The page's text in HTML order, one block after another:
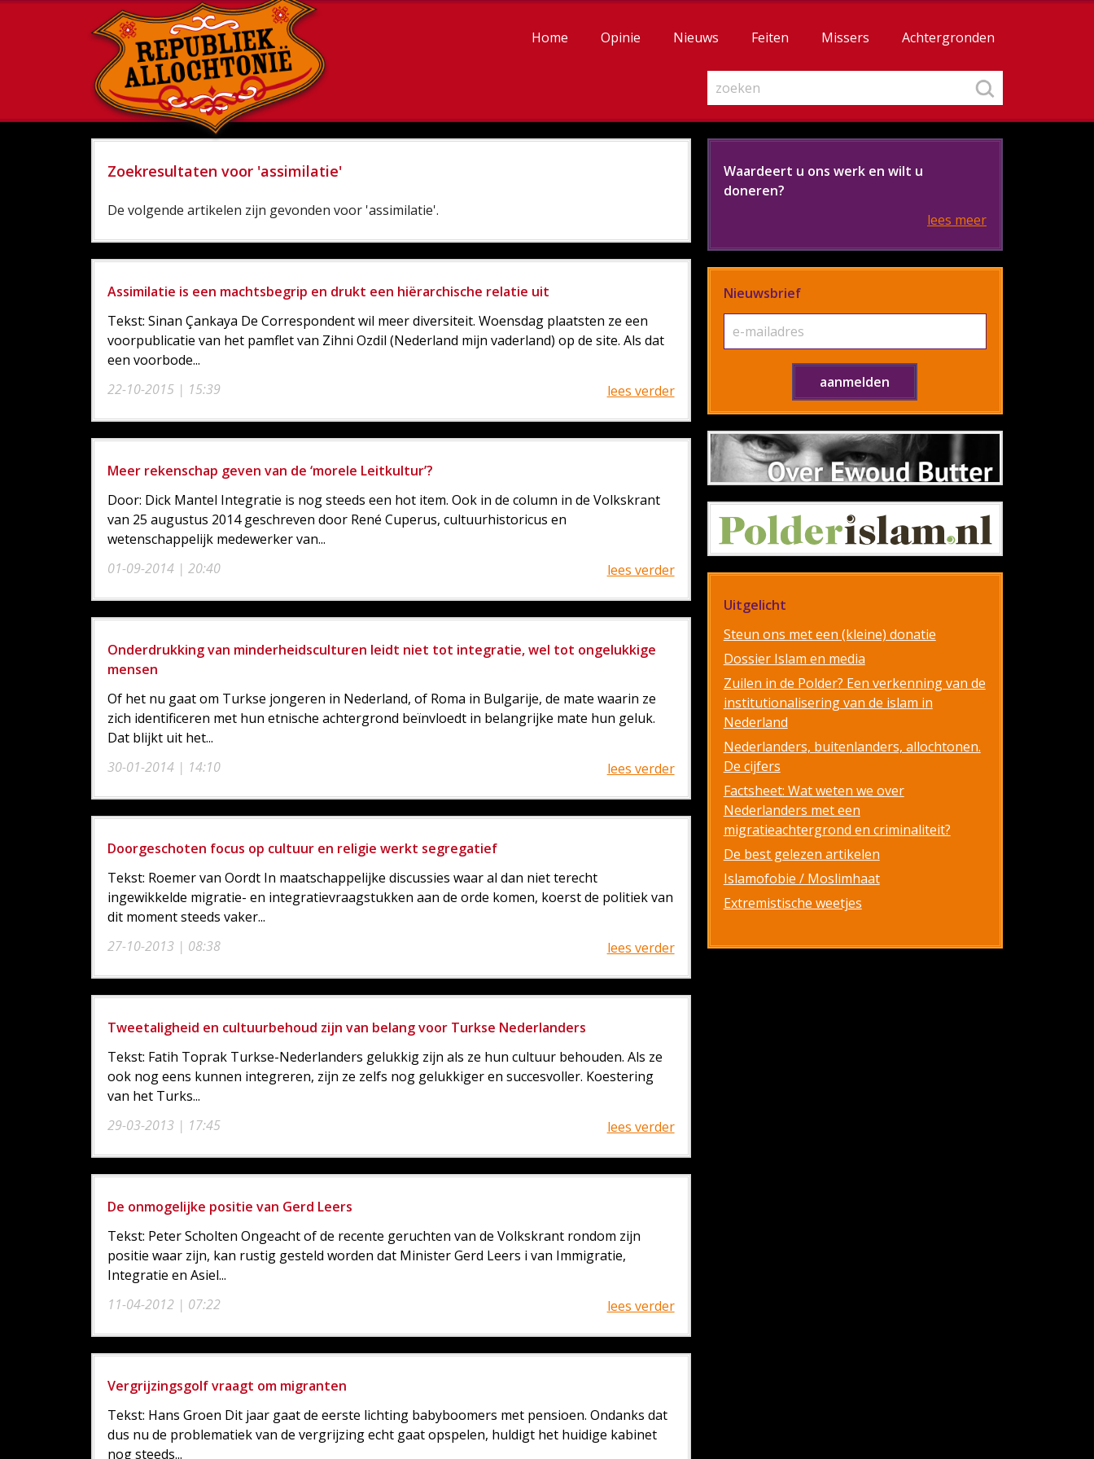
Home Opinie Nieuws Feiten Missers Achtergronden
Zoekresultaten voor 'assimilatie'
De volgende artikelen zijn gevonden voor 'assimilatie'.
Assimilatie is een machtsbegrip en drukt een hiërarchische relatie uit
22-10-2015 | 15:39
Tekst: Sinan Çankaya De Correspondent wil meer diversiteit. Woensdag plaatsten ze een
voorpublicatie van het pamflet van Zihni Ozdil (Nederland mijn vaderland) op de site. Als dat
een voorbode...
lees verder
Meer rekenschap geven van de ‘morele Leitkultur’?
01-09-2014 | 20:40
Door: Dick Mantel Integratie is nog steeds een hot item. Ook in de column in de Volkskrant
van 25 augustus 2014 geschreven door René Cuperus, cultuurhistoricus en
wetenschappelijk medewerker van...
lees verder
Onderdrukking van minderheidsculturen leidt niet tot integratie, wel tot ongelukkige
mensen
30-01-2014 | 14:10
Of het nu gaat om Turkse jongeren in Nederland, of Roma in Bulgarije, de mate waarin ze
zich identificeren met hun etnische achtergrond beïnvloedt in belangrijke mate hun geluk.
Dat blijkt uit het...
lees verder
Doorgeschoten focus op cultuur en religie werkt segregatief
27-10-2013 | 08:38
Tekst: Roemer van Oordt In maatschappelijke discussies waar al dan niet terecht
ingewikkelde migratie- en integratievraagstukken aan de orde komen, koerst de politiek van
dit moment steeds vaker...
lees verder
Tweetaligheid en cultuurbehoud zijn van belang voor Turkse Nederlanders
29-03-2013 | 17:45
Tekst: Fatih Toprak Turkse-Nederlanders gelukkig zijn als ze hun cultuur behouden. Als ze
ook nog eens kunnen integreren, zijn ze zelfs nog gelukkiger en succesvoller. Koestering
van het Turks...
lees verder
De onmogelijke positie van Gerd Leers
11-04-2012 | 07:22
Tekst: Peter Scholten Ongeacht of de recente geruchten van de Volkskrant rondom zijn
positie waar zijn, kan rustig gesteld worden dat Minister Gerd Leers i van Immigratie,
Integratie en Asiel...
lees verder
Vergrijzingsgolf vraagt om migranten
Tekst: Hans Groen Dit jaar gaat de eerste lichting babyboomers met pensioen. Ondanks dat
dus nu de problematiek van de vergrijzing echt gaat opspelen, huldigt het huidige kabinet
nog steeds...
Waardeert u ons werk en wilt u
doneren?
lees meer
Nieuwsbrief
Uitgelicht
Steun ons met een (kleine) donatie
Dossier Islam en media
Zuilen in de Polder? Een verkenning van de
institutionalisering van de islam in
Nederland
Nederlanders, buitenlanders, allochtonen.
De cijfers
Factsheet: Wat weten we over
Nederlanders met een
migratieachtergrond en criminaliteit?
De best gelezen artikelen
Islamofobie / Moslimhaat
Extremistische weetjes